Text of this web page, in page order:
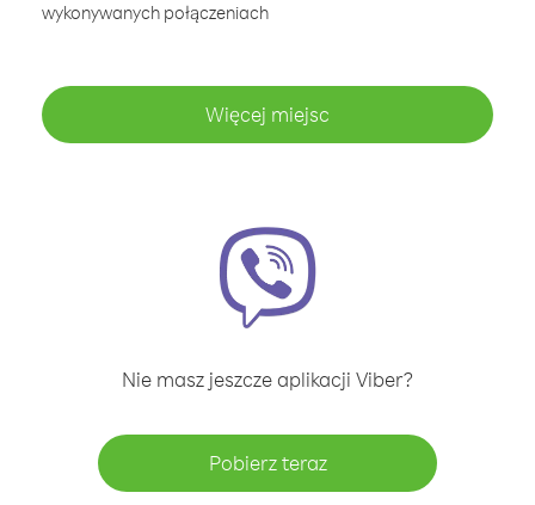
wykonywanych połączeniach
Więcej miejsc
Nie masz jeszcze aplikacji Viber?
Pobierz teraz